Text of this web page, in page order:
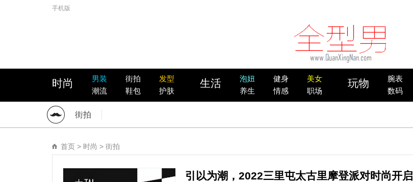
手机版
时尚 男装 街拍
发型
潮流
鞋包 护肤
生活 泡妞 健身
美女
养生
情感 职场
玩物 腕表
数码
街拍
首页 > 时尚 > 街拍
引以为潮，2022三里屯太古里摩登派对时尚开启